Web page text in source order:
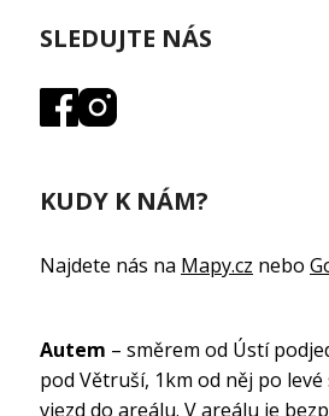
SLEDUJTE NÁS
KUDY K NÁM?
Najdete nás na Mapy.cz nebo
Autem – směrem od Ústí
pod Větruší, 1km od něj po
vjezd do areálu. V areálu je